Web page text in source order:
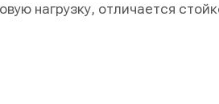
нагрузку, отличается